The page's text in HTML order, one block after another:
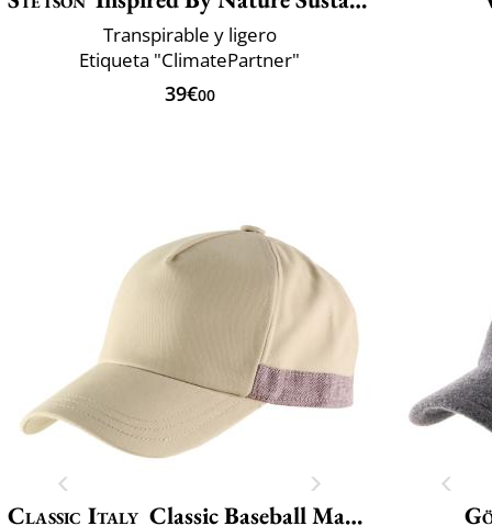
Transpirable y ligero
Etiqueta "ClimatePartner"
39€00
Classic Italy Classic Baseball Maddalena